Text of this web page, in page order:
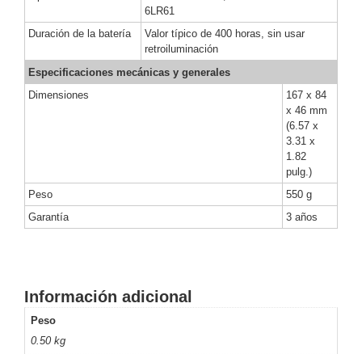
PinholePTZVideograbadoras
- TurboHD
TVI / AHD
/ CVI
Industriales
Energía
Adaptadores
Alimentación Fuentes
Alimentación
6LR61
Duración de la batería
Valor típico de 400 horas, sin usar
retroiluminación
Especificaciones mecánicas y generales
Dimensiones
167 x 84
x 46 mm
(6.57 x
3.31 x
1.82
pulg.)
Peso
550 g
Garantía
3 años
Información adicional
Peso
0.50 kg